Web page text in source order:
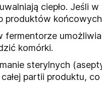
ciepło. Jeśli
produktów
fermentorze
komórki.
sterylnych
partii produktu,